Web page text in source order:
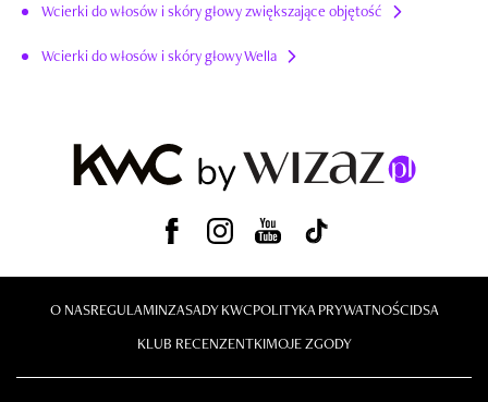
Wcierki do włosów i skóry głowy zwiększające objętość
Wcierki do włosów i skóry głowy Wella
O NASREGULAMINZASADY KWCPOLITYKA PRYWATNOŚCIDSA
KLUB RECENZENTKIMOJE ZGODY